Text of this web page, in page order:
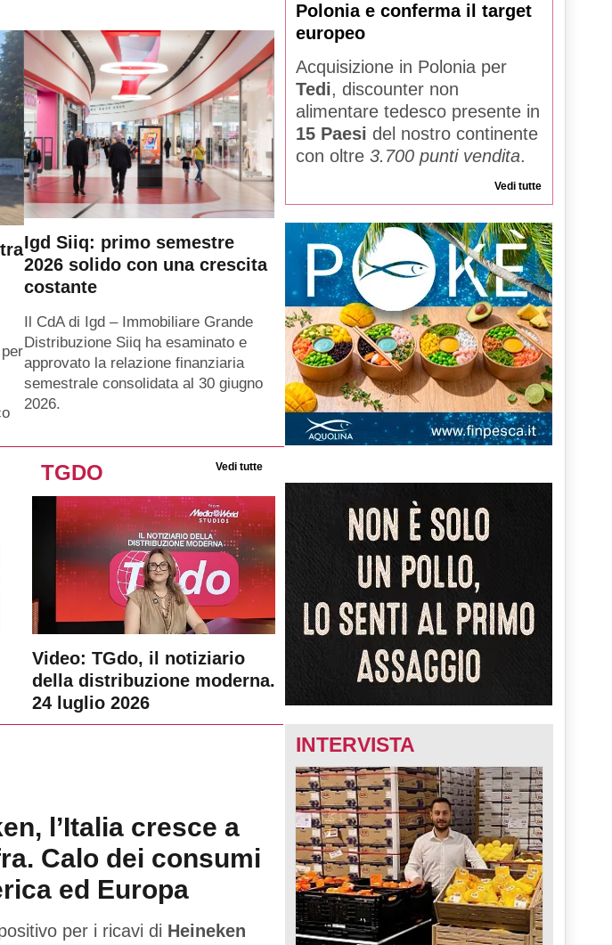
Igd Siiq: primo semestre
2026 solido con una crescita
costante
Il CdA di Igd – Immobiliare Grande
Distribuzione Siiq ha esaminato e
approvato la relazione finanziaria
semestrale consolidata al 30 giugno
2026.
Polonia e conferma il target
europeo
Acquisizione in Polonia per
Tedi, discounter non
alimentare tedesco presente in
15 Paesi del nostro continente
con oltre 3.700 punti vendita.
Vedi tutte
TGDO Vedi tutte
Video: TGdo, il notiziario
della distribuzione moderna.
24 luglio 2026
l’Italia cresce a
Calo dei consumi
ed Europa
per i ricavi di Heineken
INTERVISTA